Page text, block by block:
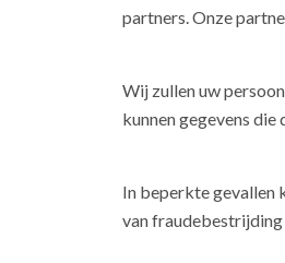
partners. Onze
Wij zullen uw
kunnen gegevens
In beperkte gevallen
van